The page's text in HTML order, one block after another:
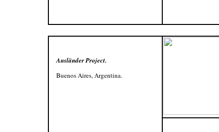
Ausländer Project.
Buenos Aires, Argentina.